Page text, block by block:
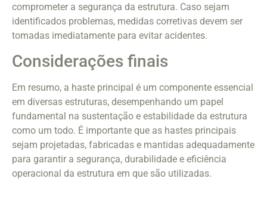
comprometer a segurança da estrutura. Caso sejam
identificados problemas, medidas corretivas devem ser
tomadas imediatamente para evitar acidentes.
Considerações finais
Em resumo, a haste principal é um componente essencial
em diversas estruturas, desempenhando um papel
fundamental na sustentação e estabilidade da estrutura
como um todo. É importante que as hastes principais
sejam projetadas, fabricadas e mantidas adequadamente
para garantir a segurança, durabilidade e eficiência
operacional da estrutura em que são utilizadas.